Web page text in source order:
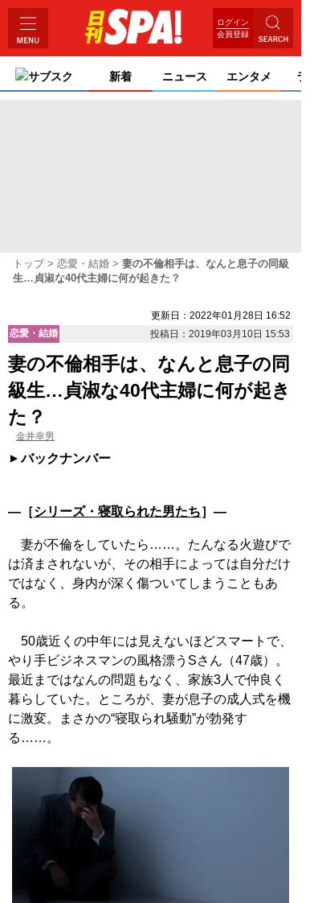
ログイン
会員登録
サブスク 新着 ニュース エンタメ ライ
トップ 恋愛・結婚
妻の不倫相手は、なんと息子の同級
生…貞淑な40代主婦に何が起きた？
更新日：2022年01月28日 16:52
恋愛・結婚
投稿日：2019年03月10日 15:53
妻の不倫相手は、なんと息子の同
級生…貞淑な40代主婦に何が起き
た？
金井幸男
バックナンバー
―［シリーズ・寝取られた男たち］―
妻が不倫をしていたら……。たんなる火遊びで
は済まされないが、その相手によっては自分だけ
ではなく、身内が深く傷ついてしまうこともあ
る。
50歳近くの中年には見えないほどスマートで、
やり手ビジネスマンの風格漂うSさん（47歳）。
最近まではなんの問題もなく、家族3人で仲良く
暮らしていた。ところが、妻が息子の成人式を機
に激変。まさかの“寝取られ騒動”が勃発す
る……。